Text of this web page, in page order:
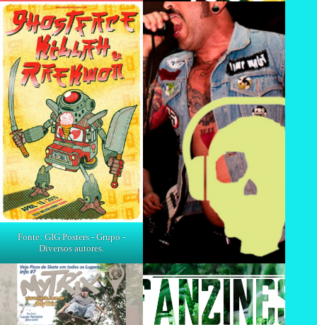
Fonte: GIG Posters - Grupo -
Diversos autores.